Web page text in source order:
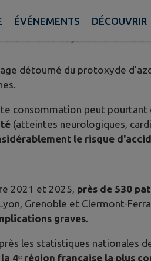
ÉVÉNEMENTS DÉCOUVRIR
détourné du protoxyde
consommation peut pourtant
(atteintes neurologiques,
le risque
2021 et 2025, près de 530
Grenoble et Clermont-
graves
les statistiques nationales
4ᵉ région française la plus